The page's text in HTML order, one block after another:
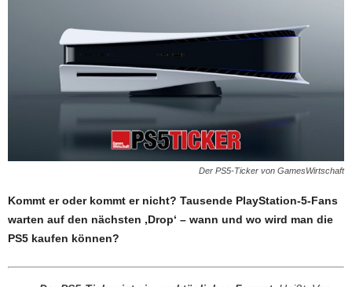
Der PS5-Ticker von GamesWirtschaft
Kommt er oder kommt er nicht? Tausende PlayStation-5-Fans
warten auf den nächsten ‚Drop‘ – wann und wo wird man die
PS5 kaufen können?